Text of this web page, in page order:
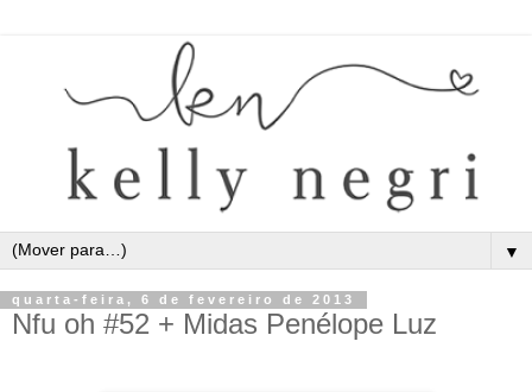
▼
quarta-feira, 6 de fevereiro de 2013
Nfu oh #52 + Midas Penélope Luz